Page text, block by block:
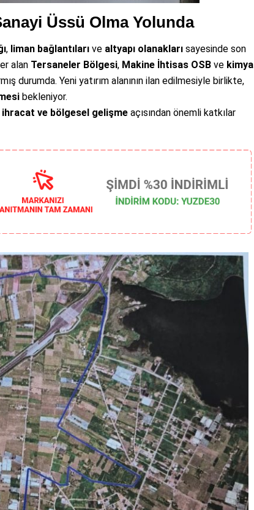
Üssü Olma Yolunda
, liman bağlantıları ve altyapı olanakları sayesinde son
alan Tersaneler Bölgesi, Makine İhtisas OSB ve kimya
durumda. Yeni yatırım alanının ilan edilmesiyle birlikte,
bekleniyor.
ve bölgesel gelişme açısından önemli katkılar